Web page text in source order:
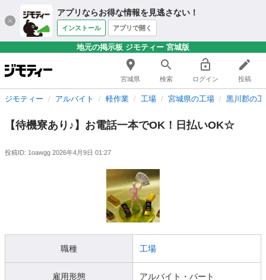
アプリならお得な情報を見逃さない！
インストール アプリで開く
地元の掲示板 ジモティー 宮城版
宮城県 検索 ログイン 投稿
ジモティー アルバイト 軽作業 工場 宮城県の工場 黒川郡の
【待機寮あり♪】お電話一本でOK！日払いOK☆
投稿ID: 1oawgg 2026年4月9日 01:27
職種 工場
雇用形態 アルバイト・パート